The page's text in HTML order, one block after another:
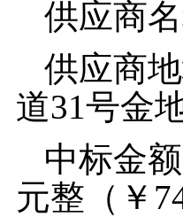
供应商名
供应商
道31号金
中标金
元整（￥